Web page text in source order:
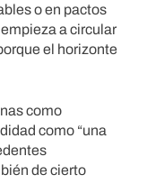
o en pactos
a circular
el horizonte
como
como “una
de cierto